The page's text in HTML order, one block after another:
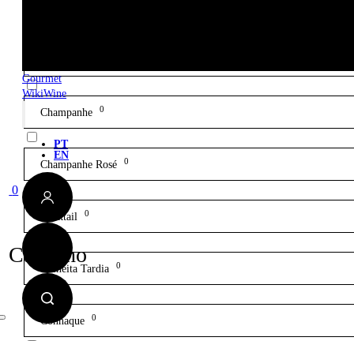
Gourmet
WikiWine
PT
EN
0
Carrinho
Champanhe 0
Champanhe Rosé 0
Cocktail 0
Colheita Tardia 0
Conhaque 0